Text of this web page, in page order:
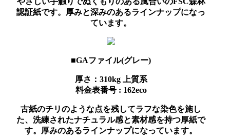
認証紙です。厚みと深みのあるラインナップになっ
ています。
■GAファイル(グレー)
厚さ：310kg
上質系
料金表番号 : 162eco
古紙のチリのような点を残してラフな染色を施し
た、洗練されたナチュラル感と素材感を持つ厚紙で
す。厚みのあるラインナップになっています。